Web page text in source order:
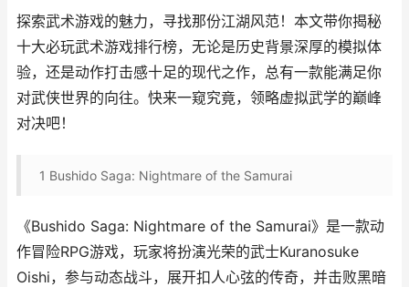
探索武术游戏的魅力，寻找那份江湖风范！本文带你揭秘
十大必玩武术游戏排行榜，无论是历史背景深厚的模拟体
验，还是动作打击感十足的现代之作，总有一款能满足你
对武侠世界的向往。快来一窥究竟，领略虚拟武学的巅峰
对决吧！
1 Bushido Saga: Nightmare of the Samurai
《Bushido Saga: Nightmare of the Samurai》是一款动
作冒险RPG游戏，玩家将扮演光荣的武士Kuranosuke
Oishi，参与动态战斗，展开扣人心弦的传奇，并击败黑暗